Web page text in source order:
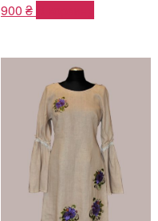
900₴